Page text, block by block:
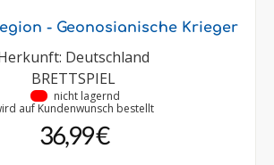
- Geonosianische Krieger
Deutschland
BRETTSPIEL
nicht lagernd
auf Kundenwunsch bestellt
36,99 €